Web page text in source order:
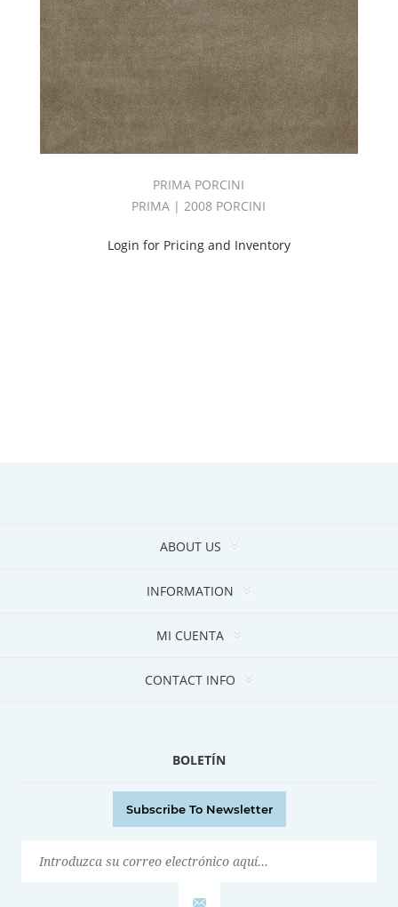
PRIMA PORCINI
PRIMA | 2008 PORCINI
Login for Pricing and Inventory
ABOUT US
INFORMATION
MI CUENTA
CONTACT INFO
BOLETÍN
Subscribe To Newsletter